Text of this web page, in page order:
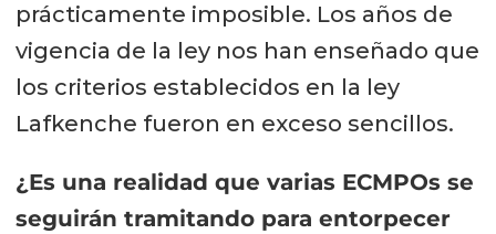
prácticamente imposible. Los años de
vigencia de la ley nos han enseñado que
los criterios establecidos en la ley
Lafkenche fueron en exceso sencillos.
¿Es una realidad que varias ECMPOs se
seguirán tramitando para entorpecer